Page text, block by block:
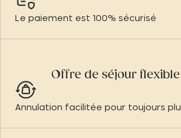
Le paiement est 100% sécurisé
Offre de séjour flexible
Annulation facilitée pour toujours